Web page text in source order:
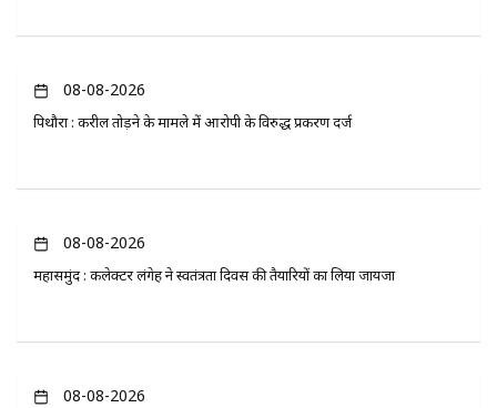
08-08-2026
पिथौरा : करील तोड़ने के मामले में आरोपी के विरुद्ध प्रकरण दर्ज
08-08-2026
महासमुंद : कलेक्टर लंगेह ने स्वतंत्रता दिवस की तैयारियों का लिया जायजा
08-08-2026